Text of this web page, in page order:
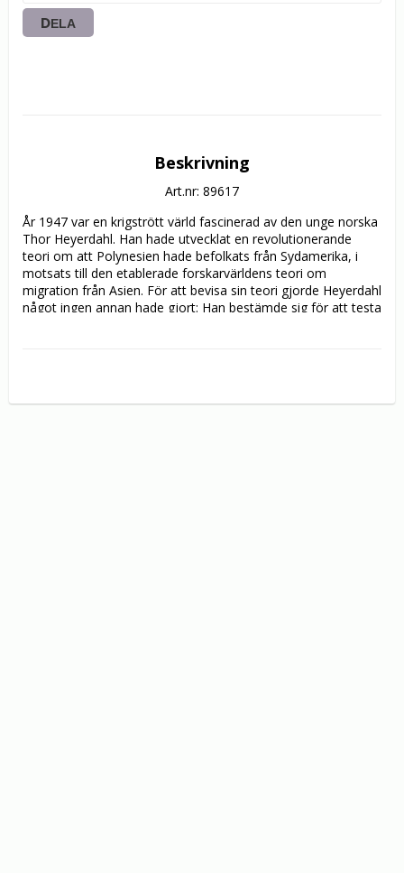
DELA
Beskrivning
Art.nr: 89617
År 1947 var en krigstrött värld fascinerad av den unge norska
Thor Heyerdahl. Han hade utvecklat en revolutionerande
teori om att Polynesien hade befolkats från Sydamerika, i
motsats till den etablerade forskarvärldens teori om
migration från Asien. För att bevisa sin teori gjorde Heyerdahl
något ingen annan hade gjort: Han bestämde sig för att testa